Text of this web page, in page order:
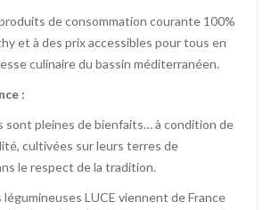
de consommation courante 100%
et à des prix accessibles pour tous en
culinaire du bassin méditerranéen.
:
sont pleines de bienfaits… à condition de
cultivées sur leurs terres de
le respect de la tradition.
légumineuses LUCE viennent de France